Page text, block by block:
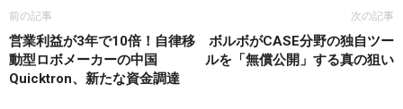
前の記事
営業利益が3年で10倍！自律移
動型ロボメーカーの中国
Quicktron、新たな資金調達
次の記事
ボルボがCASE分野の独自ツー
ルを「無償公開」する真の狙い